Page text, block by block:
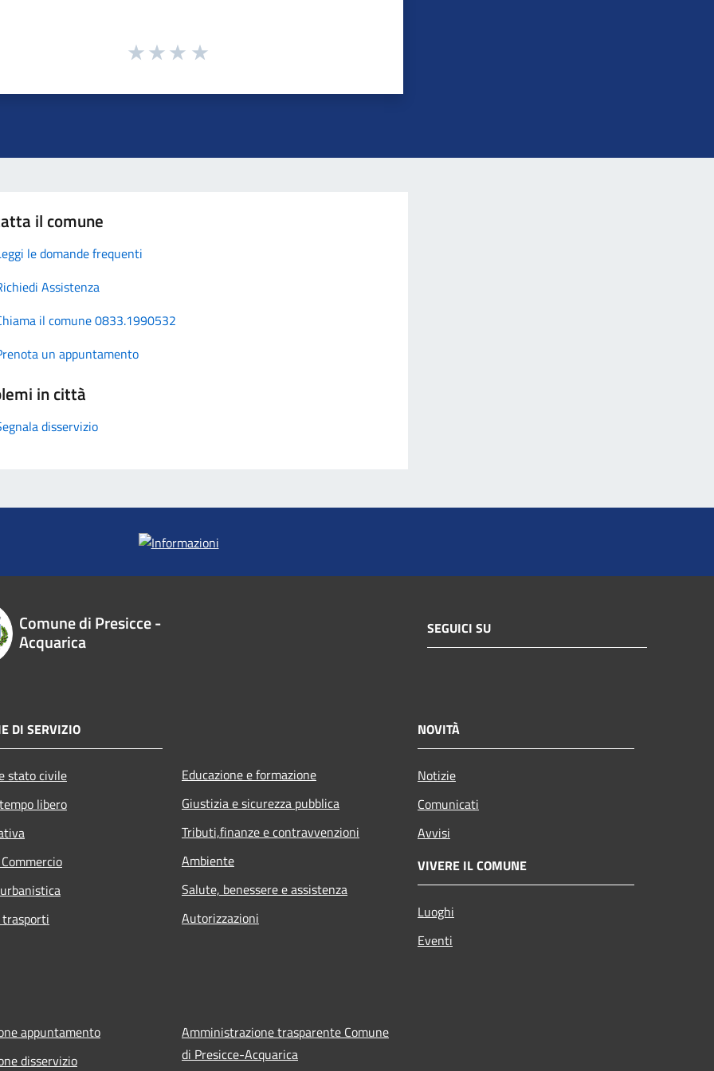
il comune
le domande frequenti
Assistenza
il comune 0833.1990532
un appuntamento
in città
disservizio
Comune di Presicce -
Acquarica
SEGUICI SU
DI SERVIZIO
stato civile
libero
Educazione e formazione
Giustizia e sicurezza pubblica
Tributi,finanze e contravvenzioni
Ambiente
Salute, benessere e assistenza
Autorizzazioni
NOVITÀ
Notizie
Comunicati
Avvisi
VIVERE IL COMUNE
Luoghi
Eventi
appuntamento
disservizio
Amministrazione trasparente Comune
di Presicce-Acquarica